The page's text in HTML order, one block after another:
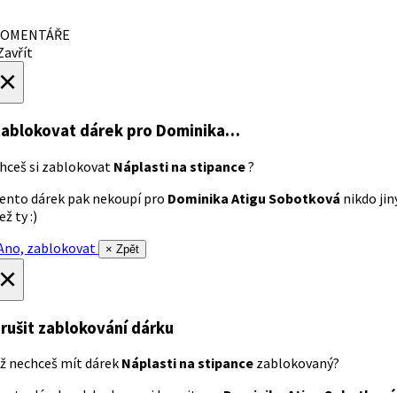
dárek pro Dominika…
si zablokovat Náplasti na stipance?
dárek pak nekoupí pro Dominika Atigu Sobotková nikdo
ty :)
zablokovat
× Zpět
zablokování dárku
nechceš mít dárek Náplasti na stipance zablokovaný?